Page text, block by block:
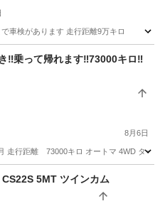
車検があります 走行距離9万キロ
パン 走行距離
‼️乗って帰れます‼️73000キロ‼️
8月6日
行距離 73000キロ オートマ 4WD ター
5MT ツインカム